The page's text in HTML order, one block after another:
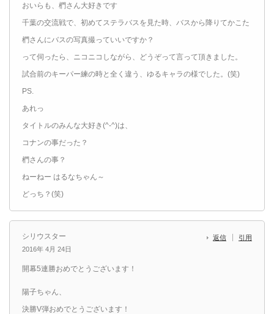
おいらも、椚さん大好きです
千葉の交流戦で、初めてステラバスを見た時、バスから降りてかこた
椚さんにバスの写真撮っていいですか？
って伺ったら、ニコニコしながら、どうぞって言って頂きました。
試合前のキーパー練の時と全く違う、ゆるキャラの様でした。(笑)
PS.
あれっ
タイトルのみんな大好き(^-^)は、
コナンの事だった？
椚さんの事？
ねーねー はるなちゃん～
どっち？(笑)
シリウスター
2016年 4月 24日
返信 引用
開幕5連勝おめでとうございます！
陽子ちゃん、
決勝V弾おめでとうございます！